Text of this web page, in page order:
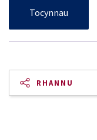
Tocynnau
RHANNU